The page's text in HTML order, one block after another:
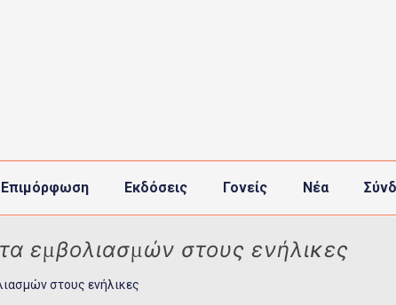
Εκδόσεις Γονείς Νέα
εμβολιασμών στους ενήλικες
στους ενήλικες